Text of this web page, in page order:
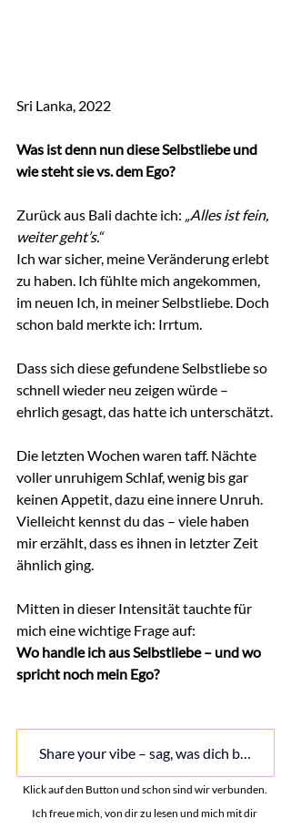
Sri Lanka, 2022
Was ist denn nun diese Selbstliebe und
wie steht sie vs. dem Ego?
Zurück aus Bali dachte ich: „Alles ist fein,
weiter geht’s.“
Ich war sicher, meine Veränderung erlebt
zu haben. Ich fühlte mich angekommen,
im neuen Ich, in meiner Selbstliebe. Doch
schon bald merkte ich: Irrtum.
Dass sich diese gefundene Selbstliebe so
schnell wieder neu zeigen würde –
ehrlich gesagt, das hatte ich unterschätzt.
Die letzten Wochen waren taff. Nächte
voller unruhigem Schlaf, wenig bis gar
keinen Appetit, dazu eine innere Unruh.
Vielleicht kennst du das – viele haben
mir erzählt, dass es ihnen in letzter Zeit
ähnlich ging.
Mitten in dieser Intensität tauchte für
mich eine wichtige Frage auf:
Wo handle ich aus Selbstliebe – und wo
spricht noch mein Ego?
Share your vibe – sag, was dich bewegt
Klick auf den Button und schon sind wir verbunden.
Ich freue mich, von dir zu lesen und mich mit dir